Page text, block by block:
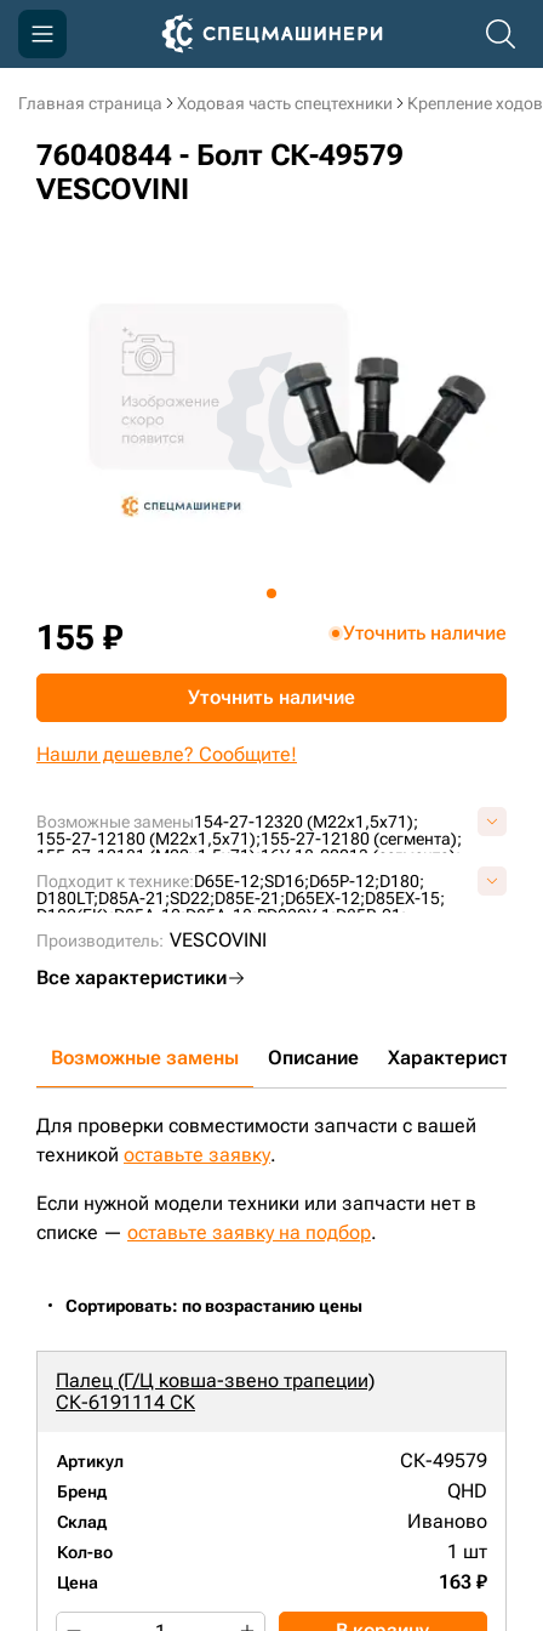
Главная страница Ходовая часть спецтехники Крепление
76040844 - Болт СК-49579
VESCOVINI
Возможные замены154-27-12320 (M22x1,5x71);
155-27-12180 (M22x1,5x71);155-27-12180 (сегмента);
155-27-12181 (M22x1,5x71);16Y-18-00013 (сегмента);
2504120220700;
76040844; KM225; KM225A;
P155-27-12181A;S4085200N16;
Подходит к технике:D65E-12;SD16;D65P-12;D180;
D180LT;D85A-21;SD22;D85E-21;D65EX-12;D85EX-15;
D180(FK);D85A-12;D85A-18;PD220Y-1;D85P-21;
D65P-12E;
SD22S;D65PX-12;D63E-12;
PD220Y-3;SD22F; D65EX-15E0;
Производитель: VESCOVINI
Все характеристики
155 ₽ Уточнить наличие
Уточнить наличие
Нашли дешевле? Сообщите!
Возможные замены Описание Характеристики
Для проверки совместимости запчасти с вашей
техникой оставьте заявку.
Если нужной модели техники или запчасти нет в
списке — оставьте заявку на подбор.
Сортировать: по возрастанию цены
Палец (Г/Ц ковша-звено трапеции)
СК-6191114 СК
Артикул СК-49579
Бренд QHD
Склад Иваново
Кол-во 1 шт
Цена 163 ₽
Компания
Акции
3D тур по производству
3D тур по складам
sksale@skdst.ru